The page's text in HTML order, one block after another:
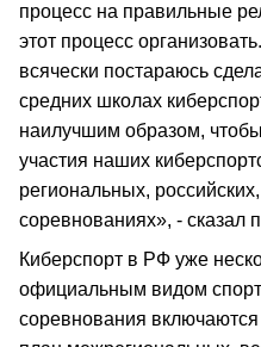
процесс на правильные
этот процесс
всячески постараюсь
средних школах
наилучшим образом,
участия наших
региональных,
соревнованиях», - сказал
Киберспорт в РФ уже
официальным видом
соревнования